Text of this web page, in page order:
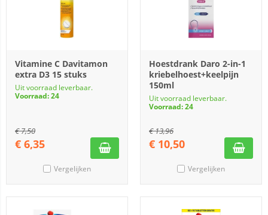
Vitamine C Davitamon
extra D3 15 stuks
Uit voorraad leverbaar.
Voorraad: 24
€7,50
€ 6,35
Vergelijken
Hoestdrank Daro 2-in-1
kriebelhoest+keelpijn
150ml
Uit voorraad leverbaar.
Voorraad: 24
€13,96
€ 10,50
Vergelijken